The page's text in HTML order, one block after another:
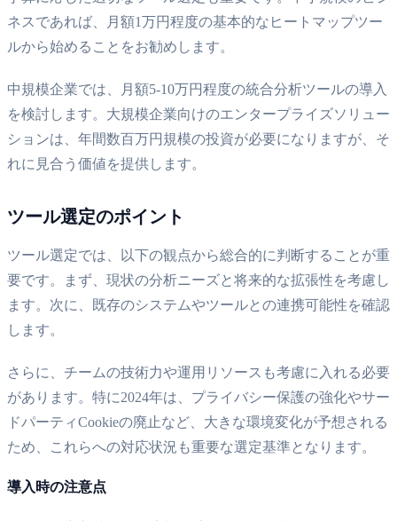
ネスであれば、月額1万円程度の基本的なヒートマップツー
ルから始めることをお勧めします。
中規模企業では、月額5-10万円程度の統合分析ツールの導入
を検討します。大規模企業向けのエンタープライズソリュー
ションは、年間数百万円規模の投資が必要になりますが、そ
れに見合う価値を提供します。
ツール選定のポイント
ツール選定では、以下の観点から総合的に判断することが重
要です。まず、現状の分析ニーズと将来的な拡張性を考慮し
ます。次に、既存のシステムやツールとの連携可能性を確認
します。
さらに、チームの技術力や運用リソースも考慮に入れる必要
があります。特に2024年は、プライバシー保護の強化やサー
ドパーティCookieの廃止など、大きな環境変化が予想される
ため、これらへの対応状況も重要な選定基準となります。
導入時の注意点